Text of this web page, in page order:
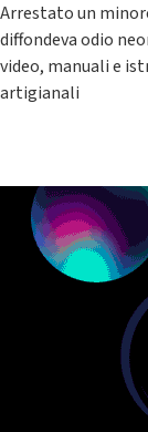
Arrestato un
diffondeva odio
video, manuali e
artigianali